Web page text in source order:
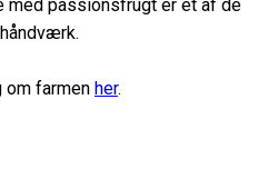
med passionsfrugt er et af de
om farmen her.